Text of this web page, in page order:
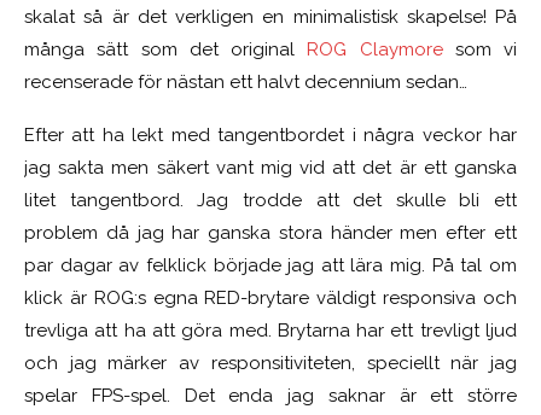
skalat så är det verkligen en minimalistisk skapelse! På
många sätt som det original ROG Claymoresom vi
recenserade för nästan ett halvt decennium sedan…
Efter att ha lekt med tangentbordet i några veckor har
jag sakta men säkert vant mig vid att det är ett ganska
litet tangentbord. Jag trodde att det skulle bli ett
problem då jag har ganska stora händer men efter ett
par dagar av felklick började jag att lära mig. På tal om
klick är ROG:s egna RED-brytare väldigt responsiva och
trevliga att ha att göra med. Brytarna har ett trevligt ljud
och jag märker av responsitiviteten, speciellt när jag
spelar FPS-spel. Det enda jag saknar är ett större